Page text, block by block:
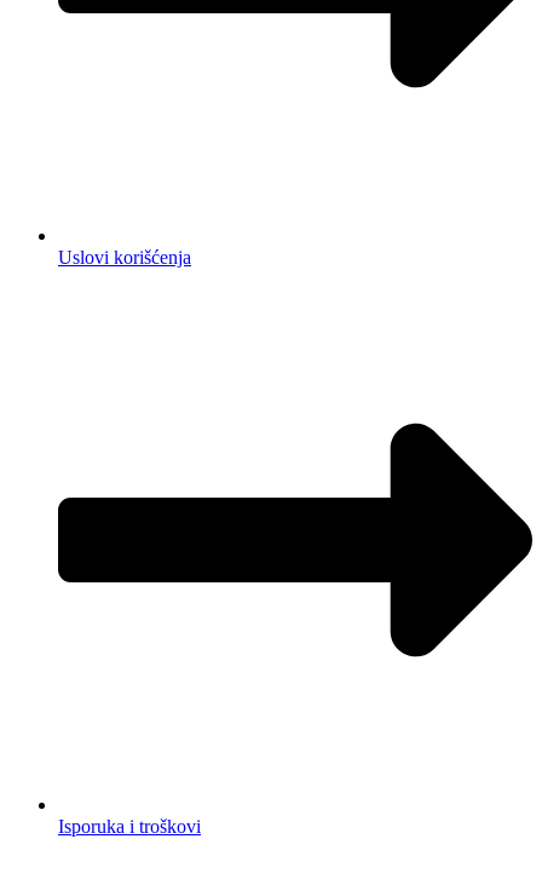
Uslovi korišćenja
Isporuka i troškovi